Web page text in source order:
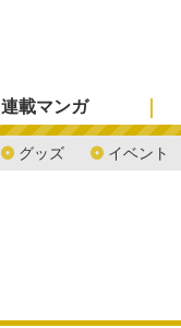
グッズ イベント
連載マンガ